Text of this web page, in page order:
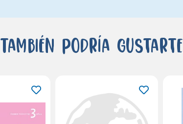
También podría gustarte...